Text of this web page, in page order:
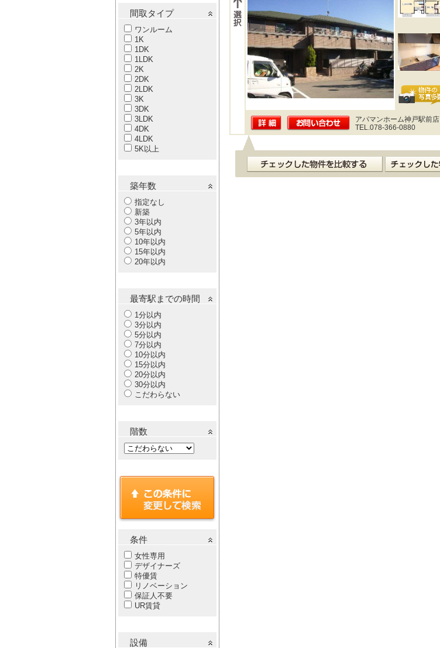
間取タイプ
ワンルーム
1K
1DK
1LDK
2K
2DK
2LDK
3K
3DK
3LDK
4DK
4LDK
5K以上
築年数
指定なし
新築
3年以内
5年以内
10年以内
15年以内
20年以内
最寄駅までの時間
1分以内
3分以内
5分以内
7分以内
10分以内
15分以内
20分以内
30分以内
こだわらない
階数
条件
女性専用
デザイナーズ
特優賃
リノベーション
保証人不要
UR賃貸
設備
アパマンホーム神戸駅前店
TEL.078-366-0880